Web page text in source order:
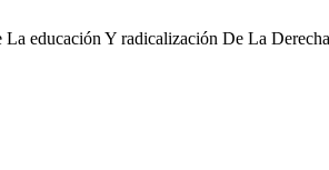
educación Y radicalización De La